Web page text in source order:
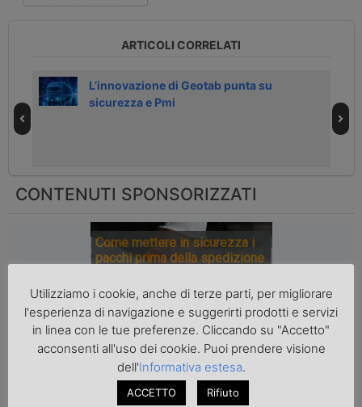
ARTICOLI CORRELATI
L’innovazione di Geotab punta su
sicurezza e Pmi
CONTENUTI SPONSORIZZATI
Come mettere in sicurezza i
pacchi prima della spedizione
Utilizziamo i cookie, anche di terze parti, per migliorare
l'esperienza di navigazione e suggerirti prodotti e servizi
in linea con le tue preferenze. Cliccando su "Accetto"
acconsenti all'uso dei cookie. Puoi prendere visione
dell'Informativa estesa.
ACCETTO Rifiuto